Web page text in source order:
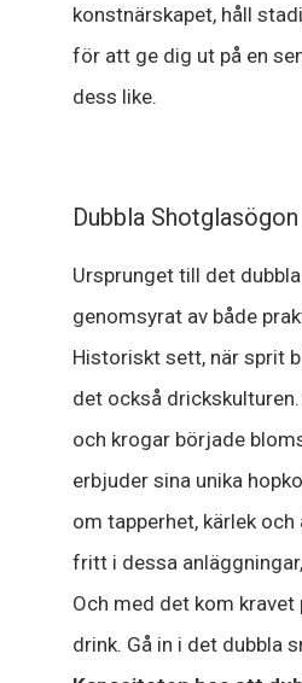
konstnärskapet, håll
för att ge dig ut på en
dess like.
Dubbla Shotglasögon
Ursprunget till det
genomsyrat av både
Historiskt sett, när sprit
det också drickskulturen.
och krogar började
erbjuder sina unika
om tapperhet, kärlek
fritt i dessa
Och med det kom kravet
drink. Gå in i det dubbla